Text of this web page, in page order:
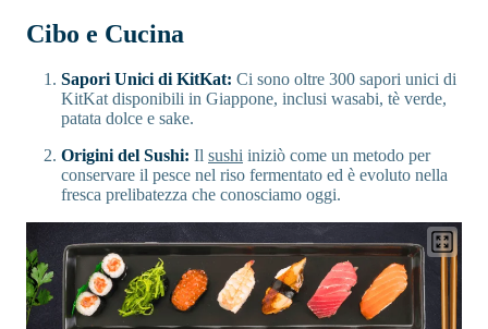
Cibo e Cucina
Sapori Unici di KitKat: Ci sono oltre 300 sapori unici di
KitKat disponibili in Giappone, inclusi wasabi, tè verde,
patata dolce e sake.
Origini del Sushi: Il sushi iniziò come un metodo per
conservare il pesce nel riso fermentato ed è evoluto nella
fresca prelibatezza che conosciamo oggi.